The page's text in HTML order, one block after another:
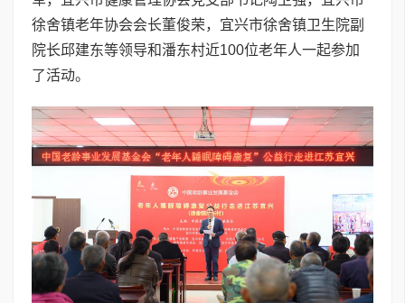
徐舍镇老年协会会长董俊荣，宜兴市徐舍镇卫生院副
院长邱建东等领导和潘东村近100位老年人一起参加
了活动。